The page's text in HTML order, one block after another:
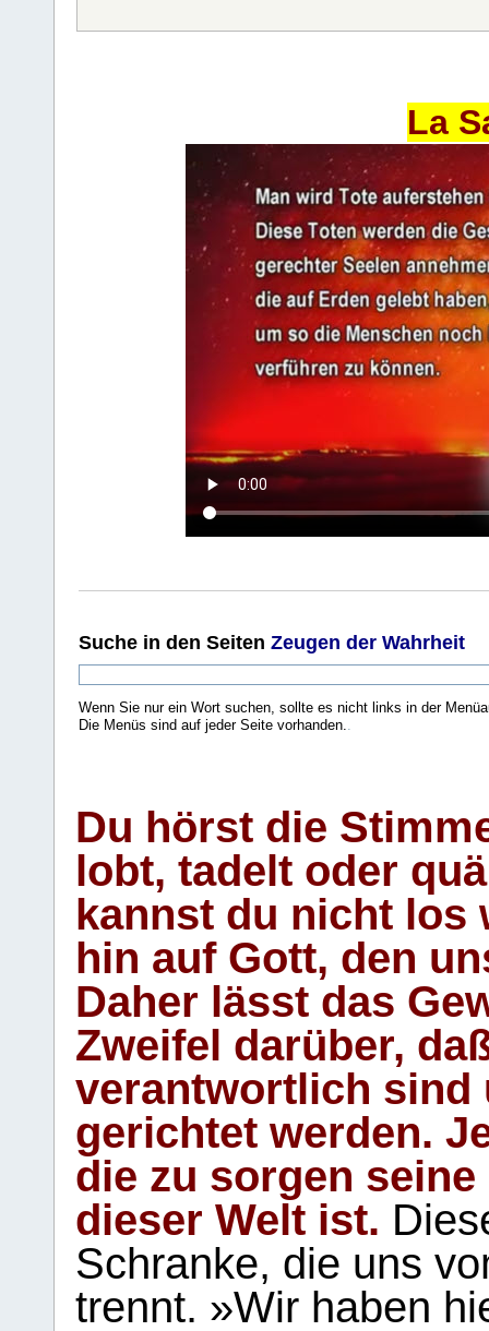
La
Suche in den Seiten Zeugen der Wahrheit
Wenn Sie nur ein Wort suchen, sollte es nicht links in der
Die Menüs sind auf jeder Seite vorhanden..
Du hörst die
lobt, tadelt oder
kannst du nicht los
hin auf Gott, den
Daher lässt das
Zweifel darüber,
verantwortlich sind
gerichtet werden.
die zu sorgen
dieser Welt ist.
Schranke, die uns
trennt. »Wir haben